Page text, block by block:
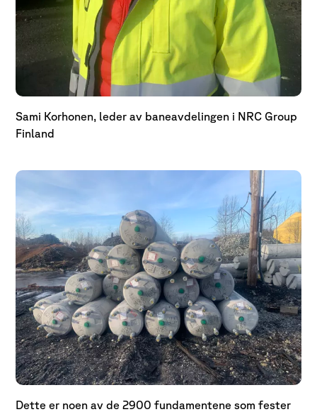
Sami Korhonen, leder av baneavdelingen i NRC Group
Finland
Dette er noen av de 2900 fundamentene som fester